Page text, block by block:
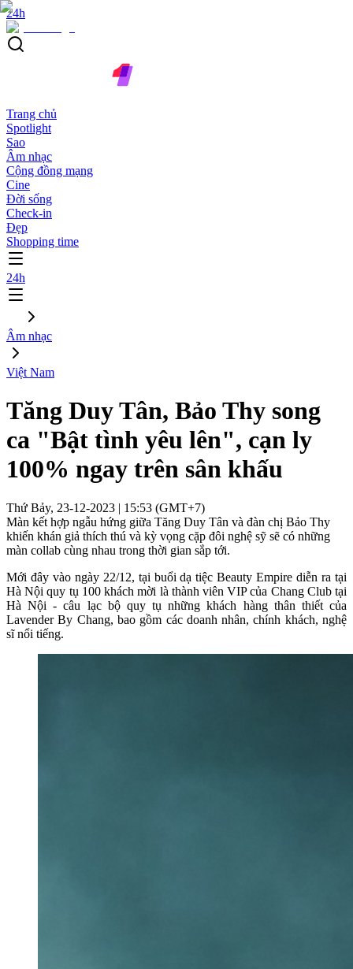
24h
Trang chủ
Spotlight
Sao
Âm nhạc
Cộng đồng mạng
Cine
Đời sống
Check-in
Đẹp
Shopping time
24h
Âm nhạc
Việt Nam
Tăng Duy Tân, Bảo Thy song
ca "Bật tình yêu lên", cạn ly
100% ngay trên sân khấu
Thứ Bảy, 23-12-2023 | 15:53 (GMT+7)
Màn kết hợp ngẫu hứng giữa Tăng Duy Tân và đàn chị Bảo Thy
khiến khán giả thích thú và kỳ vọng cặp đôi nghệ sỹ sẽ có những
màn collab cùng nhau trong thời gian sắp tới.
Mới đây vào ngày 22/12, tại buổi dạ tiệc Beauty Empire diễn ra tại
Hà Nội quy tụ 100 khách mời là thành viên VIP của Chang Club tại
Hà Nội - câu lạc bộ quy tụ những khách hàng thân thiết của
Lavender By Chang, bao gồm các doanh nhân, chính khách, nghệ
sĩ nổi tiếng.